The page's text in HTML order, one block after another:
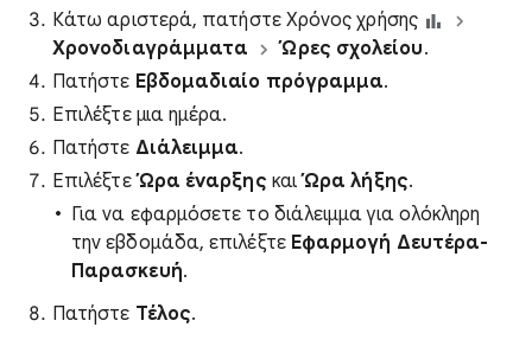
Κάτω αριστερά, πατήστε Χρόνος χρήσης
Χρονοδιαγράμματα
Ώρες σχολείου.
Πατήστε Εβδομαδιαίο πρόγραμμα.
Επιλέξτε μια ημέρα.
Πατήστε Διάλειμμα.
ΕπιλέξτεΏρα έναρξης καιΏρα λήξης.
Για να εφαρμόσετε το διάλειμμα για ολόκληρη
την εβδομάδα, επιλέξτε Εφαρμογή Δευτέρα-
Παρασκευή.
Πατήστε Τέλος.